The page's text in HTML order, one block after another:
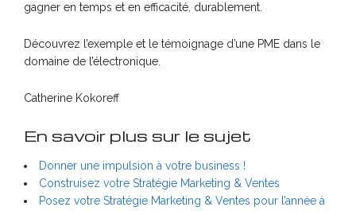
gagner en temps et en efficacité, durablement.
Découvrez l’exemple et le témoignage d’une PME dans le
domaine de l’électronique.
Catherine Kokoreff
En savoir plus sur le sujet
Donner une impulsion à votre business !
Construisez votre Stratégie Marketing & Ventes
Posez votre Stratégie Marketing & Ventes pour l’année à